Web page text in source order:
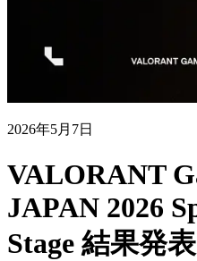
2026年5月7日
VALORANT
JAPAN 2026
Stage 結果発表